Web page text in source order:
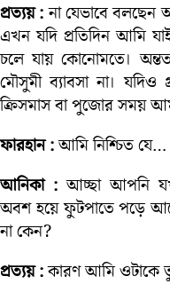
প্রত্যয় :না যেভাবে বলছেন
এখন যদি প্রতিদিন আমি
চলে যায় কোনোমতে।
মৌসুমী ব্যাবসা না। যদিও
ক্রিসমাস বা পুজোর সময়
ফারহান :আমি নিশ্চিত যে…
আনিকা :আচ্ছা আপনি
অবশ হয়ে ফুটপাতে পড়ে
না কেন?
প্রত্যয় :কারণ আমি ওটাকে